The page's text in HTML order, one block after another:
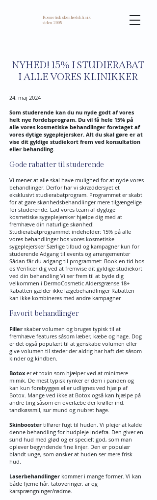
Kosmetisk skønhedsklinik
siden 2005
NYHED! 15% I STUDIERABAT
I ALLE VORES KLINIKKER
24. maj 2024
Som studerende kan du nu nyde godt af vores
helt nye fordelsprogram. Du vil få hele 15% på
alle vores kosmetiske behandlinger foretaget af
vores dytige sygeplejersker. Alt du skal gøre er at
vise dit gyldige studiekort frem ved konsultation
eller behandling.
Gode rabatter til studerende
Vi mener at alle skal have mulighed for at nyde vores
behandlinger. Derfor har vi skræddersyet et
eksklusivt studierabatprogram. Programmet er skabt
for at gøre skønhedsbehandlinger mere tilgængelige
for studerende. Lad vores team af dygtige
kosmetiske sygeplejersker hjælpe dig med at
fremhæve din naturlige skønhed!
Studierabatprogrammet indeholder: 15% på alle
vores behandlinger hos vores kosmetiske
sygeplejersker Særlige tilbud og kampagner kun for
studerende Adgang til events og arrangementer
Sådan får du adgang til programmet: Book en tid hos
os Verificer dig ved at fremvise dit gyldige studiekort
ved din behandling Vi ser frem til at byde dig
velkommen i DermoCosmetic Aldersgrænse 18+
Rabatten gælder ikke lægebehandlinger Rabatten
kan ikke kombineres med andre kampagner
Favorit behandlinger
Filler skaber volumen og bruges typisk til at
fremhæve features såsom læber, kæbe og hage. Dog
er det også populært til at genskabe volumen eller
give volumen til steder der aldrig har haft det såsom
kinder og kindben.
Botox er et toxin som hjælper ved at minimere
mimik. De mest typisk rynker er dem i panden og
kan kun forebygges eller udlignes ved hjælp af
Botox. Mange ved ikke at Botox også kan hjælpe på
andre ting såsom en overlæbe der krøller ind,
tandkøssmil, sur mund og nubret hage.
Skinbooster tilfører fugt til huden. Vi plejer at kalde
denne behandling for hudpleje indefra. Den giver en
sund hud med glød og er specielt god, som man
oplever begyndende fine linjer. Den er populær
blandt unge, som ønsker at huden ser mere frisk
hud.
Laserbehandlinger kommer i mange former. Vi kan
både fjerne hår, tatoveringer, ar og
karsprængninger/rødme.